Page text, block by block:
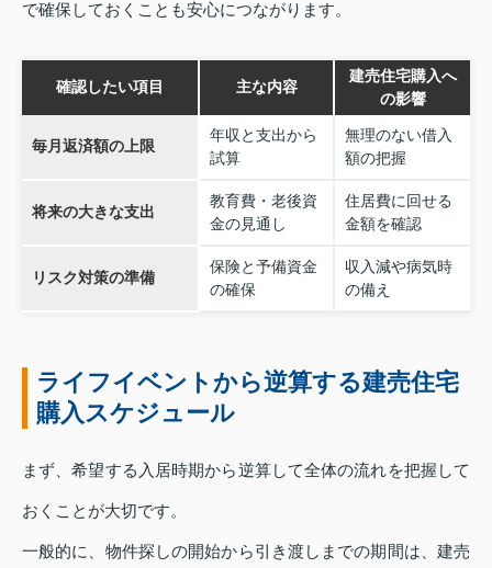
で確保しておくことも安心につながります。
確認したい項目 主な内容
建売住宅購入へ
の影響
毎月返済額の上限
年収と支出から
試算
無理のない借入
額の把握
将来の大きな支出
教育費・老後資
金の見通し
住居費に回せる
金額を確認
リスク対策の準備
保険と予備資金
の確保
収入減や病気時
の備え
ライフイベントから逆算する建売住宅
購入スケジュール
まず、希望する入居時期から逆算して全体の流れを把握して
おくことが大切です。
一般的に、物件探しの開始から引き渡しまでの期間は、建売